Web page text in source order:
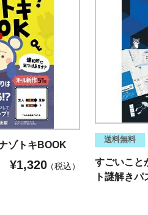
ゾトキBOOK
¥1,320 税込
送料無料
すごいこと
ト謎解きパ